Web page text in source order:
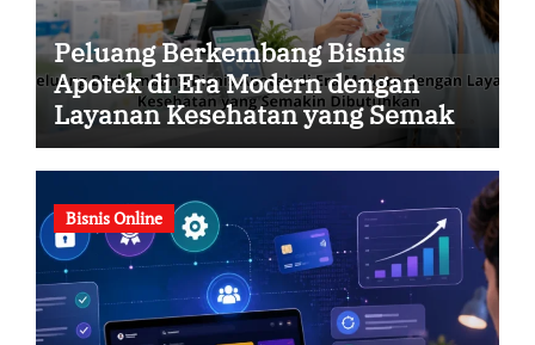
Peluang Berkembang Bisnis
Apotek di Era Modern dengan
Layanan Kesehatan yang Semakin
Dibutuhkan
Bisnis Online